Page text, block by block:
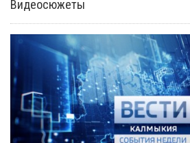
Видеосюжеты